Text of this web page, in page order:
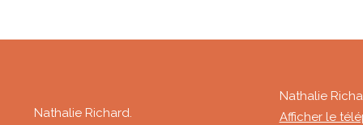
Nathalie Richard.
Nathalie
Afficher le